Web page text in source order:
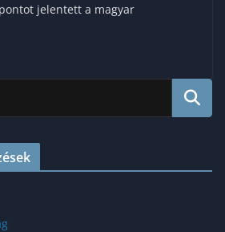
jelentett a magyar